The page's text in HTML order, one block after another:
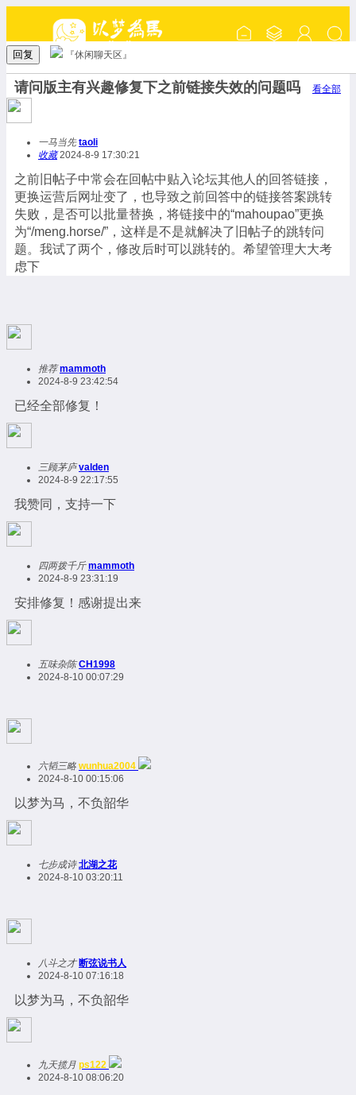
回复 『休闲聊天区』
请问版主有兴趣修复下之前链接失效的问题吗 看全部
一马当先 taoli
收藏2024-8-9 17:30:21
之前旧帖子中常会在回帖中贴入论坛其他人的回答链接，
更换运营后网址变了，也导致之前回答中的链接答案跳转
失败，是否可以批量替换，将链接中的“mahoupao”更换
为“/meng.horse/”，这样是不是就解决了旧帖子的跳转问
题。我试了两个，修改后时可以跳转的。希望管理大大考
虑下
推荐mammoth
2024-8-9 23:42:54
已经全部修复！
三顾茅庐 valden
2024-8-9 22:17:55
我赞同，支持一下
四两拨千斤 mammoth
2024-8-9 23:31:19
安排修复！感谢提出来
五味杂陈 CH1998
2024-8-10 00:07:29
六韬三略 wunhua2004
2024-8-10 00:15:06
以梦为马，不负韶华
七步成诗 北湖之花
2024-8-10 03:20:11
八斗之才 断弦说书人
2024-8-10 07:16:18
以梦为马，不负韶华
九天揽月 ps122
2024-8-10 08:06:20